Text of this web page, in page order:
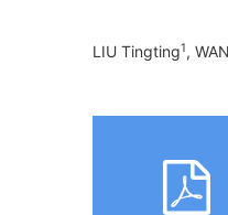
LIU Tingting1,